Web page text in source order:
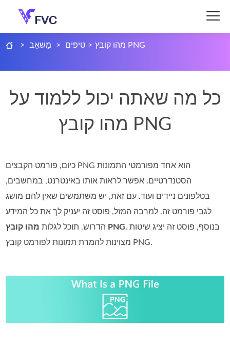
> מַשׁאָב > טיפים > מהו קובץ PNG
כל מה שאתה יכול ללמוד על
מהו קובץ PNG
כיום, פורמט הקבצים PNG הוא אחד מפורמטי התמונות
הסטנדרטיים. אפשר לראות אותו באינטרנט, במחשבים,
בטלפונים ניידים ועוד. עם זאת, יש משתמשים שאין להם מושג
לגבי פורמט זה. למרבה המזל, פוסט זה יעניק לך את כל המידע
הדרוש. תוכל לגלות מהו קובץ PNG. בנוסף, פוסט זה יציג שיטות
מצוינות להמרת תמונות לפורמט קובץ PNG.